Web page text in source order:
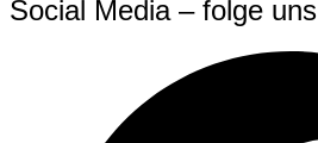
Social Media – folge uns